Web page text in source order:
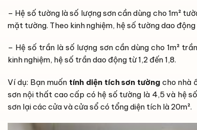
– Hệ số tường là số lượng sơn cần dùng cho 1m²
mặt tường. Theo kinh nghiệm, hệ số tường dao
– Hệ số trần là số lượng sơn cần dùng cho 1m²
kinh nghiệm, hệ số trần dao động từ 1,2 đến 1,8.
Ví dụ: Bạn muốn tính diện tích sơn tường cho nhà
sơn nội thất cao cấp có hệ số tường là 4,5 và hệ
sơn lại các cửa và cửa sổ có tổng diện tích là 20m².